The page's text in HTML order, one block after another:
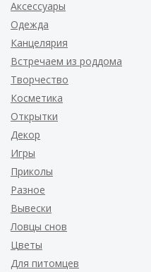
Аксессуары
Одежда
Канцелярия
Встречаем из роддома
Творчество
Косметика
Открытки
Декор
Игры
Приколы
Разное
Вывески
Ловцы снов
Цветы
Для питомцев